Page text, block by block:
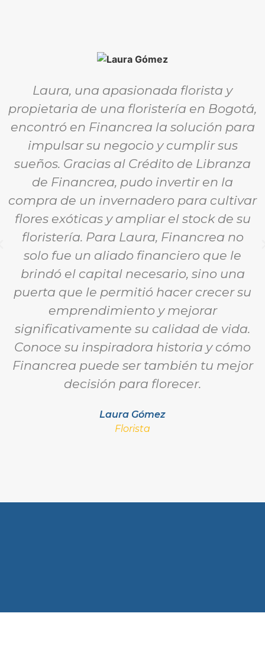
Laura, una apasionada florista y
propietaria de una floristería en Bogotá,
encontró en Financrea la solución para
impulsar su negocio y cumplir sus
sueños. Gracias al Crédito de Libranza
de Financrea, pudo invertir en la
compra de un invernadero para cultivar
flores exóticas y ampliar el stock de su
floristería. Para Laura, Financrea no
solo fue un aliado financiero que le
brindó el capital necesario, sino una
puerta que le permitió hacer crecer su
emprendimiento y mejorar
significativamente su calidad de vida.
Conoce su inspiradora historia y cómo
Financrea puede ser también tu mejor
decisión para florecer.
Laura Gómez
Florista